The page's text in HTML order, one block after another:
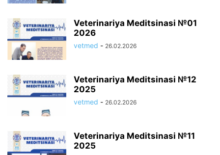
Veterinariya Meditsinasi №01
2026
vetmed - 26.02.2026
Veterinariya Meditsinasi №12
2025
vetmed - 26.02.2026
Veterinariya Meditsinasi №11
2025